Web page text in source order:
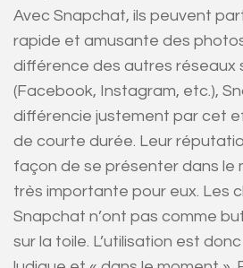
Avec Snapchat, ils peuvent
rapide et amusante des
différence des autres réseaux
(Facebook, Instagram, etc.),
différencie justement par cet
de courte durée. Leur
façon de se présenter dans le
très importante pour eux. Les
Snapchat n’ont pas comme
sur la toile. L’utilisation est